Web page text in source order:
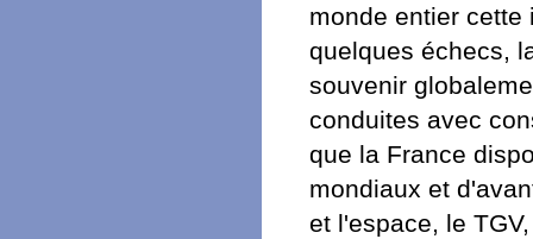
monde entier
quelques échecs,
souvenir
conduites avec
que la France
mondiaux et
et l'espace, le